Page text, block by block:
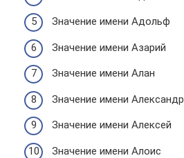
Значение имени Адольф
Значение имени Азарий
Значение имени Алан
Значение имени Александр
Значение имени Алексей
Значение имени Алоис